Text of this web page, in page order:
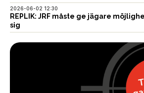
2026-06-02 12:30
REPLIK: JRF måste ge jägare
sig